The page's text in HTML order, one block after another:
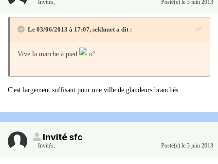
Invités Posté(e) le 3 juin 2013
Le 03/06/2013 à 17:07, sekhmet a dit :
Vive la marche à pied
C'est largement suffisant pour une ville de glandeurs branchés.
Invité sfc
Invités Posté(e) le 3 juin 2013